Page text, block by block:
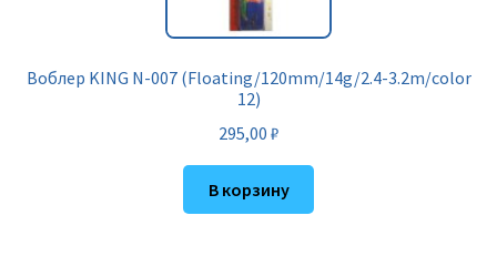
Воблер KING N-007 (Floating/120mm/14g/2.4-3.2m/color
12)
295,00 ₽
В корзину